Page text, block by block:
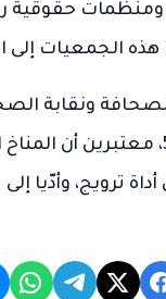
حقوقية
هذه الجمعيات
ونقابة
الصحافيين بموجب المرسوم
ترويج، وأدّيا